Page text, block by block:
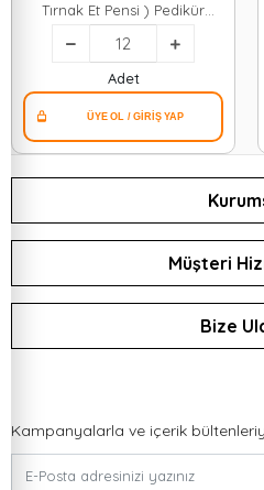
Tırnak Et Pensi ) Pedikür
Manikür Makası ( Pense
Modeli )*12x50
Adet
Müşteri
Bize
Kampanyalarla ve içerik